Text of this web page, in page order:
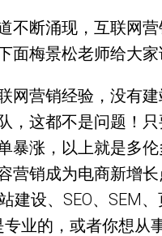
不断涌现，互联网
面梅景松老师给大家
网营销经验，没有
，这都不是问题！
暴涨，以上就是多伦
营销成为电商新增
建设、SEO、SEM
专业的，或者你想从